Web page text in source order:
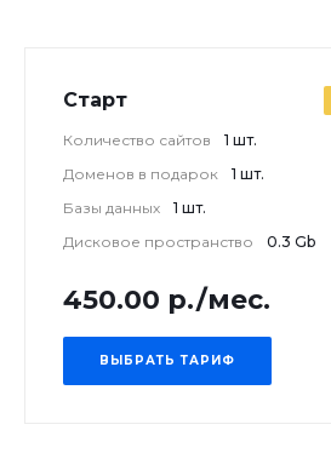
Старт
Количество сайтов
1 шт.
Доменов в подарок
1 шт.
Базы данных
1 шт.
Дисковое пространство
0.3 Gb
450.00 р./мес.
ВЫБРАТЬ ТАРИФ